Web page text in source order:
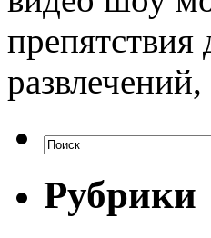
Рубрики